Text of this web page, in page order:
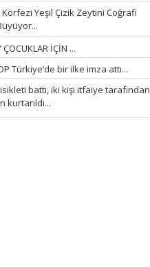
Yeşil Çizik Zeytini Coğrafi
ÇOCUKLAR İÇİN ...
Türkiye’de bir ilke imza attı...
battı, iki kişi itfaiye tarafından
kurtarıldı...